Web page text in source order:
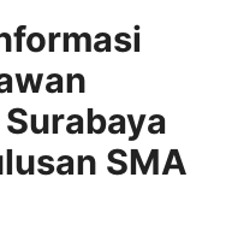
SMA